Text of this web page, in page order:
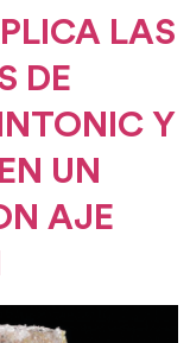
LAS
DE
Y
UN
AJE